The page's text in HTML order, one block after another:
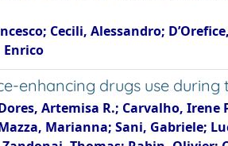
Cecili, Alessandro;
enhancing drugs use during
Artemisa R.; Carvalho,
Marianna; Sani, Gabriele;